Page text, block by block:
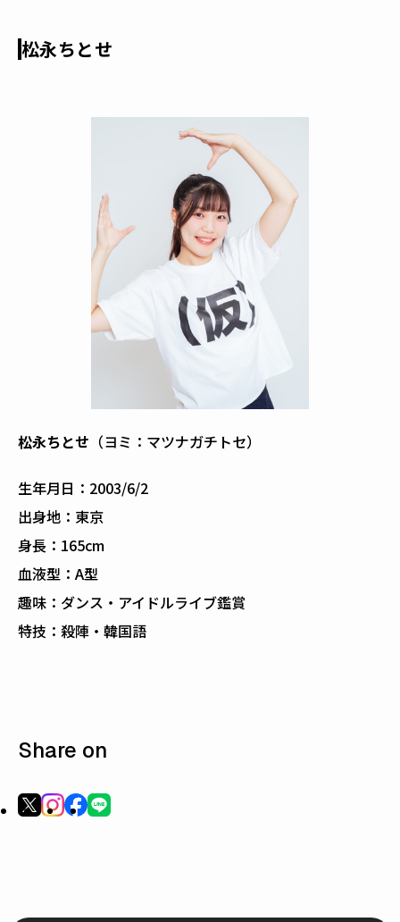
松永ちとせ
松永ちとせ （ヨミ：マツナガチトセ）
生年月日：2003/6/2
出身地：東京
身長：165cm
血液型：A型
趣味：ダンス・アイドルライブ鑑賞
特技：殺陣・韓国語
Share on